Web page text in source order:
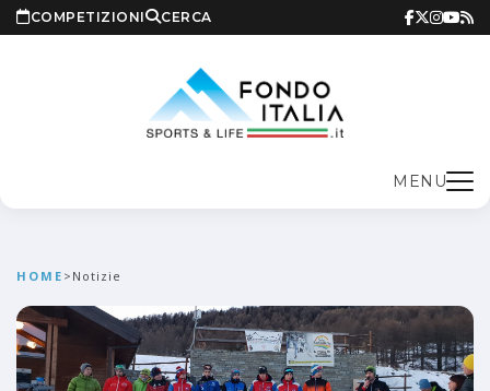
COMPETIZIONI CERCA
MENU
HOME > Notizie